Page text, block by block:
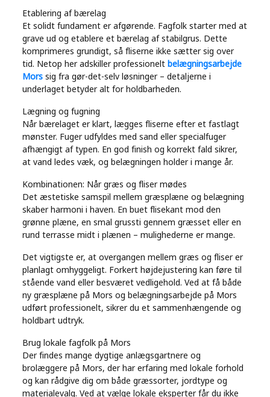
Etablering af bærelag
Et solidt fundament er afgørende. Fagfolk starter med at
grave ud og etablere et bærelag af stabilgrus. Dette
komprimeres grundigt, så fliserne ikke sætter sig over
tid. Netop her adskiller professioneltbelægningsarbejde
Morssig fra gør-det-selv løsninger – detaljerne i
underlaget betyder alt for holdbarheden.
Lægning og fugning
Når bærelaget er klart, lægges fliserne efter et fastlagt
mønster. Fuger udfyldes med sand eller specialfuger
afhængigt af typen. En god finish og korrekt fald sikrer,
at vand ledes væk, og belægningen holder i mange år.
Kombinationen: Når græs og fliser mødes
Det æstetiske samspil mellem græsplæne og belægning
skaber harmoni i haven. En buet flisekant mod den
grønne plæne, en smal grussti gennem græsset eller en
rund terrasse midt i plænen – mulighederne er mange.
Det vigtigste er, at overgangen mellem græs og fliser er
planlagt omhyggeligt. Forkert højdejustering kan føre til
stående vand eller besværet vedligehold. Ved at få både
ny græsplæne på Mors og belægningsarbejde på Mors
udført professionelt, sikrer du et sammenhængende og
holdbart udtryk.
Brug lokale fagfolk på Mors
Der findes mange dygtige anlægsgartnere og
brolæggere på Mors, der har erfaring med lokale forhold
og kan rådgive dig om både græssorter, jordtype og
materialevalg. Ved at vælge lokale eksperter får du ikke